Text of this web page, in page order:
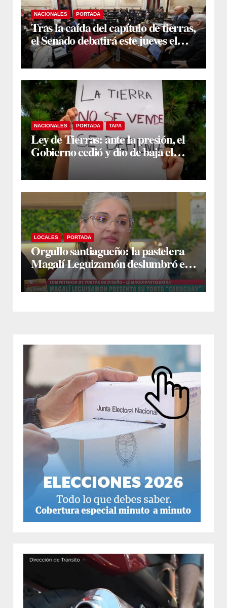
NACIONALES PORTADA
Tras la caída del capítulo de tierras,
el Senado debatirá este jueves el
proyecto sobre propiedad privada
NACIONALES PORTADA TAPA
Ley de Tierras: ante la presión, el
Gobierno cedió y dio de baja el
capítulo de la polémica
LOCALES PORTADA
Orgullo santiagueño: la pastelera
Magalí Leguizamón deslumbró en
Canal 13 con su torta “Caraguay” y
ganó la competencia